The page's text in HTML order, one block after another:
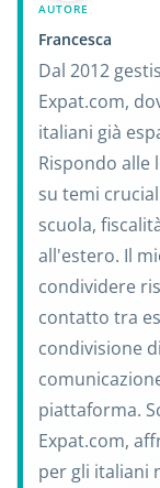
AUTORE
Francesca
Dal 2012
Expat.com,
italiani già
Rispondo
su temi
scuola,
all'estero. Il
condividere
contatto tra
condivisione
piattaforma.
Expat.com,
per gli italiani